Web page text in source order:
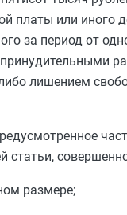
платы или иного
за период от
лишением
статьи,
размере;